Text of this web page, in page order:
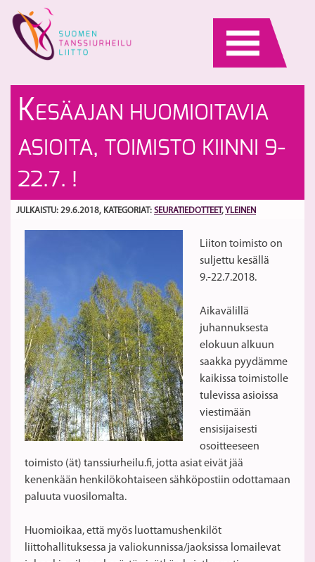
content
KESÄAJAN HUOMIOITAVIA
ASIOITA, TOIMISTO KIINNI 9-
22.7. !
JULKAISTU: 29.6.2018, KATEGORIAT: SEURATIEDOTTEET , YLEINEN
Liiton toimisto on
suljettu kesällä
9.-22.7.2018.
Aikavälillä
juhannuksesta
elokuun alkuun
saakka pyydämme
kaikissa toimistolle
tulevissa asioissa
viestimään
ensisijaisesti
osoitteeseen
toimisto (ät) tanssiurheilu.fi, jotta asiat eivät jää
kenenkään henkilökohtaiseen sähköpostiin odottamaan
paluuta vuosilomalta.
Huomioikaa, että myös luottamushenkilöt
liittohallituksessa ja valiokunnissa/jaoksissa lomailevat